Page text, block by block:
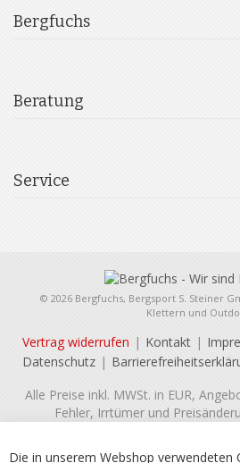
Bergfuchs
Beratung
Service
© 2026 Bergfuchs, Bergsport S. Steiner
Klettern und
Vertrag widerrufen Kontakt
Datenschutz
Alle Preise inkl. MWSt. in EUR,
Fehler, Irrtümer und
Die in unserem Webshop verwendeten